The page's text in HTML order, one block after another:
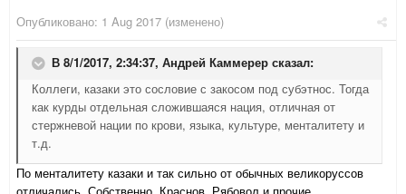
Опубликовано: 1 Aug 2017 (изменено)
В 8/1/2017, 2:34:37, Андрей Каммерер сказал:
Коллеги, казаки это сословие с закосом под субэтнос. Тогда
как курды отдельная сложившаяся нация, отличная от
стержневой нации по крови, языка, культуре, менталитету и
т.д.
По менталитету казаки и так сильно от обычных великоруссов